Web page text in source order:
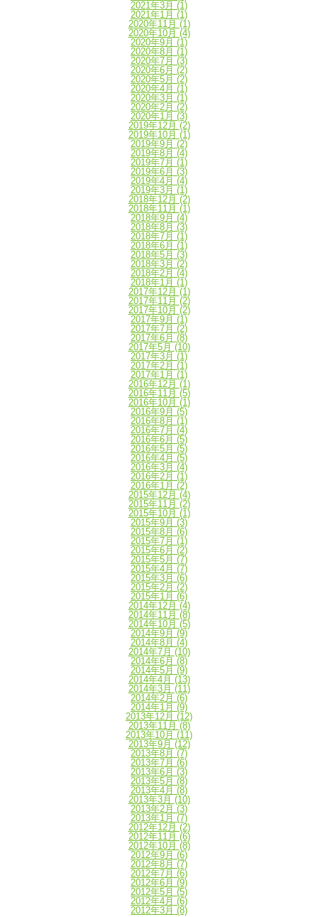
2021年3月 (1)
2021年1月 (1)
2020年11月 (1)
2020年10月 (4)
2020年9月 (1)
2020年8月 (1)
2020年7月 (3)
2020年6月 (2)
2020年5月 (2)
2020年4月 (1)
2020年3月 (1)
2020年2月 (2)
2020年1月 (3)
2019年12月 (2)
2019年10月 (1)
2019年9月 (2)
2019年8月 (4)
2019年7月 (1)
2019年6月 (3)
2019年4月 (4)
2019年3月 (1)
2018年12月 (2)
2018年11月 (1)
2018年9月 (4)
2018年8月 (3)
2018年7月 (1)
2018年6月 (1)
2018年5月 (3)
2018年3月 (2)
2018年2月 (4)
2018年1月 (1)
2017年12月 (1)
2017年11月 (2)
2017年10月 (2)
2017年9月 (1)
2017年7月 (2)
2017年6月 (8)
2017年5月 (10)
2017年3月 (1)
2017年2月 (1)
2017年1月 (1)
2016年12月 (1)
2016年11月 (5)
2016年10月 (1)
2016年9月 (5)
2016年8月 (1)
2016年7月 (4)
2016年6月 (5)
2016年5月 (5)
2016年4月 (5)
2016年3月 (4)
2016年2月 (1)
2016年1月 (2)
2015年12月 (4)
2015年11月 (2)
2015年10月 (1)
2015年9月 (3)
2015年8月 (6)
2015年7月 (1)
2015年6月 (2)
2015年5月 (7)
2015年4月 (7)
2015年3月 (6)
2015年2月 (2)
2015年1月 (6)
2014年12月 (4)
2014年11月 (8)
2014年10月 (5)
2014年9月 (9)
2014年8月 (4)
2014年7月 (10)
2014年6月 (8)
2014年5月 (9)
2014年4月 (13)
2014年3月 (11)
2014年2月 (6)
2014年1月 (9)
2013年12月 (12)
2013年11月 (8)
2013年10月 (11)
2013年9月 (12)
2013年8月 (7)
2013年7月 (6)
2013年6月 (3)
2013年5月 (8)
2013年4月 (8)
2013年3月 (10)
2013年2月 (3)
2013年1月 (7)
2012年12月 (2)
2012年11月 (6)
2012年10月 (8)
2012年9月 (6)
2012年8月 (7)
2012年7月 (6)
2012年6月 (9)
2012年5月 (5)
2012年4月 (6)
2012年3月 (8)